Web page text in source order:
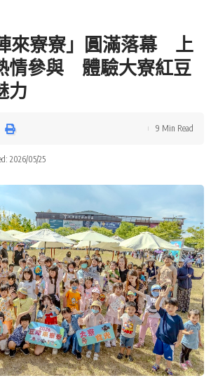
陣來寮寮」圓滿落幕 上
情參與 體驗大寮紅豆
力
2026/05/25
9 Min Read